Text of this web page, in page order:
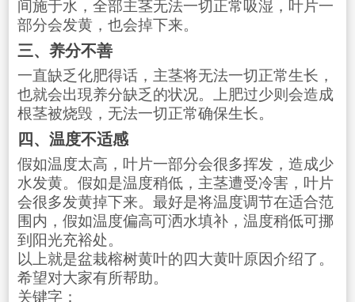
间施于水，全部主茎无法一切正常吸湿，叶片一
部分会发黄，也会掉下来。
三、养分不善
一直缺乏化肥得话，主茎将无法一切正常生长，
也就会出現养分缺乏的状况。上肥过少则会造成
根茎被烧毁，无法一切正常确保生长。
四、温度不适感
假如温度太高，叶片一部分会很多挥发，造成少
水发黄。假如是温度稍低，主茎遭受冷害，叶片
会很多发黄掉下来。最好是将温度调节在适合范
围内，假如温度偏高可洒水填补，温度稍低可挪
到阳光充裕处。
以上就是盆栽榕树黄叶的四大黄叶原因介绍了。
希望对大家有所帮助。
关键字：